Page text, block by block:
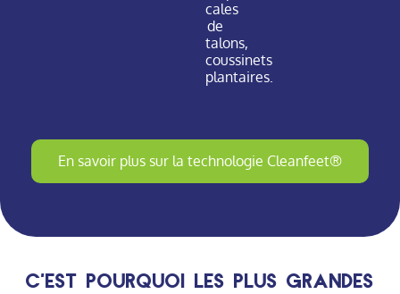
cales
de
talons,
coussinets
plantaires.
En savoir plus sur la technologie Cleanfeet®
C'est pourquoi les plus grandes